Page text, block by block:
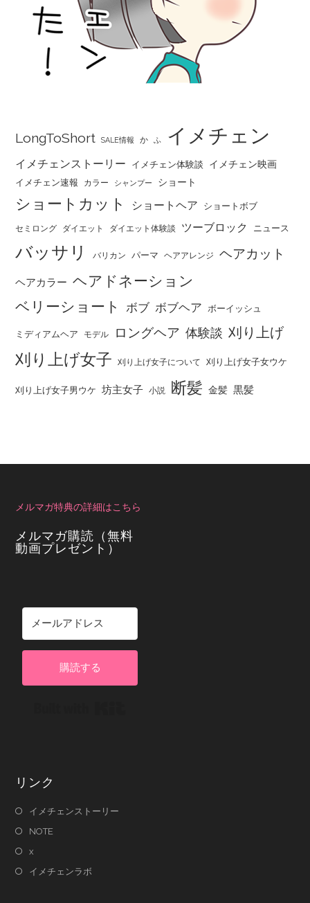
LongToShort SALE情報 か ふ イメチェン
イメチェンストーリー イメチェン体験談 イメチェン映画
イメチェン速報 カラー シャンプー ショート
ショートカット ショートヘア ショートボブ
セミロング ダイエット ダイエット体験談 ツーブロック ニュース
バッサリ バリカン パーマ ヘアアレンジ ヘアカット
ヘアカラー ヘアドネーション
ベリーショート
ボブ ボブヘア ボーイッシュ
ミディアムヘア モデル ロングヘア 体験談 刈り上げ
刈り上げ女子 刈り上げ女子について 刈り上げ女子女ウケ
刈り上げ女子男ウケ 坊主女子 小説 断髪 金髪 黒髪
メルマガ特典の詳細はこちら
メルマガ購読（無料
動画プレゼント）
購読する
リンク
イメチェンストーリー
NOTE
x
イメチェンラボ